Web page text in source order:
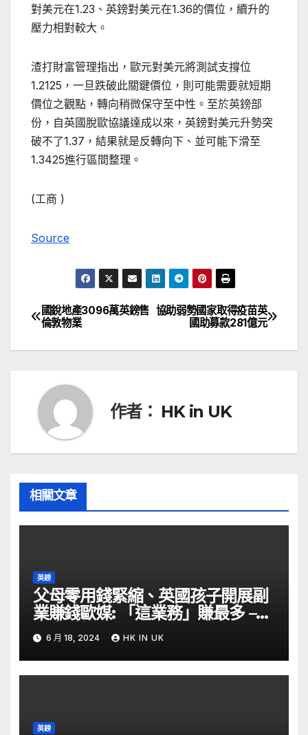
對美元在1.23、英鎊對美元在1.36的價位，續升的
壓力相對較大。
渣打財富管理指出，歐元對美元將測試支撐位
1.2125，一旦跌破此關鍵價位，則可能需要就短期
價位之觀點，轉向稍微保守至中性。至於英鎊部
份，自英國脫歐協議達成以來，英鎊對美元升勢突
破不了1.37，結果就是反轉向下、並可能下滑至
1.3425進行區間整理。
(工商 )
Source
文
章
覽
協助弱勢國家取得疫苗英
國助募款281億元
國銳地產3096萬英鎊售
倫敦物業
作者： HK in UK
相關文章
英鎊
父母零用錢緊縮、英國孩子開展副
業賺錢歐媒: 「這業務」賺最多 –
自由財經
6 月 18, 2024 HK IN UK
英鎊